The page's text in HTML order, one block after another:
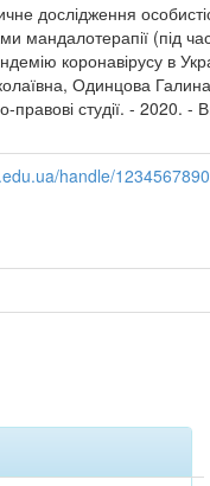
дослідження
мандалотерапії (під
коронавірусу в
Одинцова Галина
правові студії. - 2020. -
handle/